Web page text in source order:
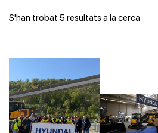
S'han trobat 5 resultats a la cerca